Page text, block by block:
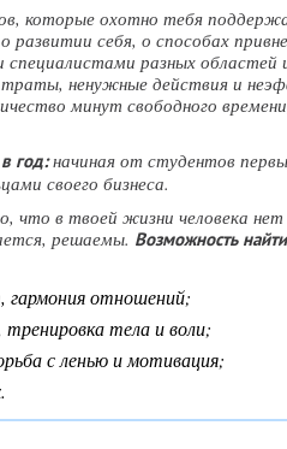
которые охотно тебя
себя, о способах
разных областей
ненужные действия и
минут свободного
год:начиная от студентов
своего бизнеса.
что в твоей жизни человека
решаемы. Возможность
гармония отношений;
тренировка тела и воли;
с ленью и мотивация;